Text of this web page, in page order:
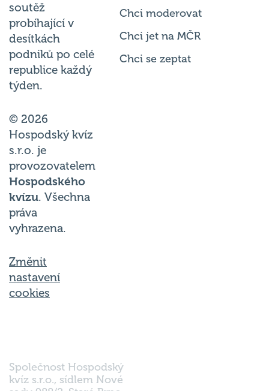
soutěž
probíhající v
desítkách
podniků po celé
republice každý
týden.
© 2026
Hospodský kvíz
s.r.o. je
provozovatelem
Hospodského
kvízu. Všechna
práva
vyhrazena.
Změnit
nastavení
cookies
Chci moderovat
Chci jet na MČR
Chci se zeptat
Společnost Hospodský
kvíz s.r.o., sídlem Nové